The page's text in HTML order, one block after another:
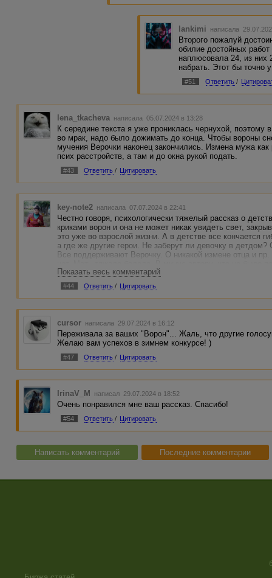
lankimi написала
Второго пожалуй
обилие достойных
наплюсовала 24, из
набрать. Этот бы точно
#51 Ответить /
lena_tkacheva написала 05.07.2024 в 13:28
К середине текста я уже прониклась чернухой,
во мрак, надо было дожимать до конца. Чтобы вороны
мучения Верочки наконец закончились. Измена мужа
псих расстройств, а там и до окна рукой подать.
#43 Ответить / Цитировать
key-note2 написала 07.07.2024 в 22:41
Честно говоря, психологически тяжелый рассказ о
криками ворон и она не может никак увидеть свет,
это уже во взрослой жизни. А в детстве все кончается
а где же другие герои. Не заберут ли девочку в детдом?
Все поддерживают Верочку. О никакой измене отца и пр.
читатели начинают фантазировать, не понимая
подробное описание событий.
Показать весь комментарий
#44 Ответить / Цитировать
cursor написала 29.07.2024 в 16:12
Переживала за ваших "Ворон"... Жаль, что другие
Желаю вам успехов в зимнем конкурсе! )
#47 Ответить / Цитировать
IrinaV_M написал 29.07.2024 в 18:52
Очень понравился мне ваш рассказ. Спасибо!
#54 Ответить / Цитировать
Написать комментарий Последние комментарии